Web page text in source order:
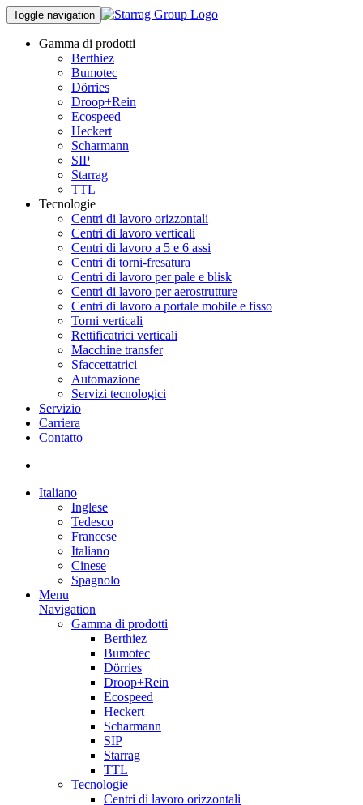
Toggle navigation
Gamma di prodotti
Berthiez
Bumotec
Dörries
Droop+Rein
Ecospeed
Heckert
Scharmann
SIP
Starrag
TTL
Tecnologie
Centri di lavoro orizzontali
Centri di lavoro verticali
Centri di lavoro a 5 e 6 assi
Centri di torni-fresatura
Centri di lavoro per pale e blisk
Centri di lavoro per aerostrutture
Centri di lavoro a portale mobile e fisso
Torni verticali
Rettificatrici verticali
Macchine transfer
Sfaccettatrici
Automazione
Servizi tecnologici
Servizio
Carriera
Contatto
Italiano
Inglese
Tedesco
Francese
Italiano
Cinese
Spagnolo
Menu
Navigation
Gamma di prodotti
Berthiez
Bumotec
Dörries
Droop+Rein
Ecospeed
Heckert
Scharmann
SIP
Starrag
TTL
Tecnologie
Centri di lavoro orizzontali